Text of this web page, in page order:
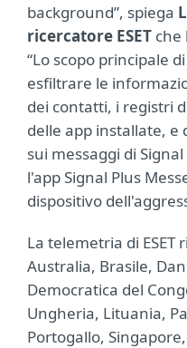
background”, spiega
ricercatore ESET che
“Lo scopo principale
esfiltrare le
dei contatti, i registri
delle app installate, e
sui messaggi di
l'app Signal Plus
dispositivo
La telemetria di
Australia, Brasile,
Democratica del
Ungheria, Lituania,
Portogallo,